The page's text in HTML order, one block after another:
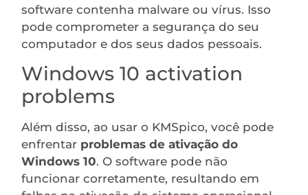
software contenha malware ou vírus. Isso
pode comprometer a segurança do seu
computador e dos seus dados pessoais.
Windows 10 activation
problems
Além disso, ao usar o KMSpico, você pode
enfrentar problemas de ativação do
Windows 10. O software pode não
funcionar corretamente, resultando em